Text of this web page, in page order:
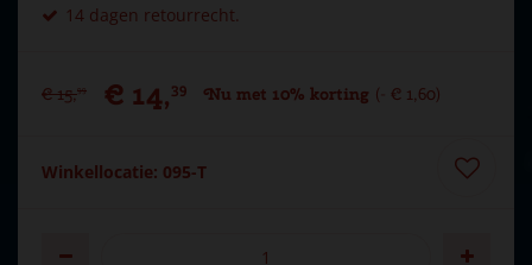
14 dagen retourrecht.
€ 15,99 € 14,39 Nu met 10% korting € 1,60
Winkellocatie: 095-T